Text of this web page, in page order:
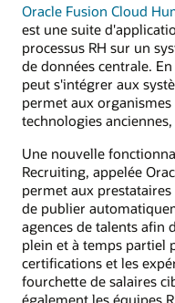
Oracle Fusion Cloud
est une suite
processus RH sur un
de données centrale.
peut s'intégrer aux
permet aux
technologies
Une nouvelle
Recruiting, appelée
permet aux
de publier
agences de talents afin
plein et à temps partiel
certifications et les
fourchette de salaires